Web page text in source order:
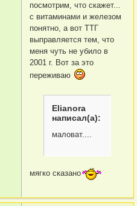
посмотрим, что скажет...
с витаминами и железом
понятно, а вот ТТГ
выправляется тем, что
меня чуть не убило в
2001 г. Вот за это
переживаю
Elianora
написал(а):
маловат....
мягко сказано